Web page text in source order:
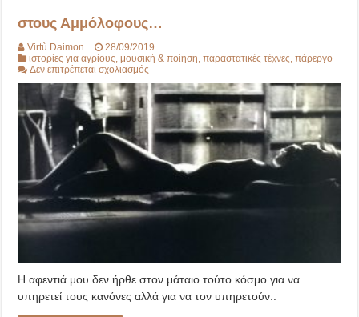
στους Αμμόλοφους…
Virtù Daimon
28/09/2019
ιστορίες για αγρίους,μουσική & ποίηση,παραστατικές τέχνες,πάρεργο
Δεν επιτρέπεται σχολιασμός
Αμμόλοφους…
Η αφεντιά μου δεν ήρθε στον μάταιο τούτο κόσμο για να
υπηρετεί τους κανόνες αλλά για να τον υπηρετούν..